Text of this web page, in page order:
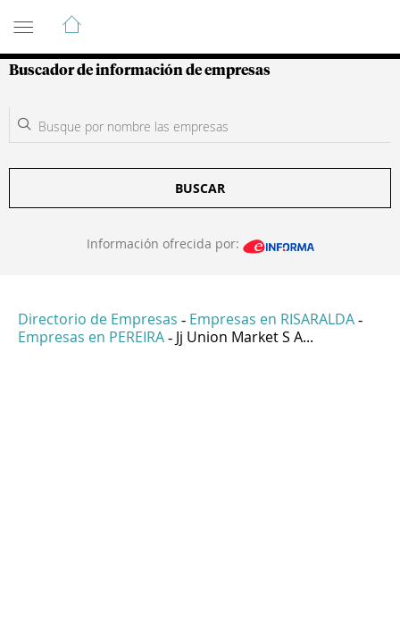
Guía de Empresas Colombianas
Buscador de información de empresas
BUSCAR
Información ofrecida por:
Directorio de Empresas - Empresas en RISARALDA -
Empresas en PEREIRA - Jj Union Market S A...